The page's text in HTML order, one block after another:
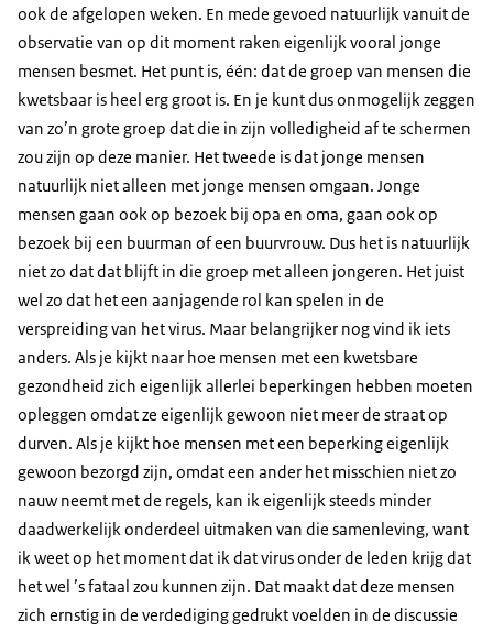
ook de afgelopen weken. En mede gevoed natuurlijk vanuit de
observatie van op dit moment raken eigenlijk vooral jonge
mensen besmet. Het punt is, één: dat de groep van mensen die
kwetsbaar is heel erg groot is. En je kunt dus onmogelijk zeggen
van zo’n grote groep dat die in zijn volledigheid af te schermen
zou zijn op deze manier. Het tweede is dat jonge mensen
natuurlijk niet alleen met jonge mensen omgaan. Jonge
mensen gaan ook op bezoek bij opa en oma, gaan ook op
bezoek bij een buurman of een buurvrouw. Dus het is natuurlijk
niet zo dat dat blijft in die groep met alleen jongeren. Het juist
wel zo dat het een aanjagende rol kan spelen in de
verspreiding van het virus. Maar belangrijker nog vind ik iets
anders. Als je kijkt naar hoe mensen met een kwetsbare
gezondheid zich eigenlijk allerlei beperkingen hebben moeten
opleggen omdat ze eigenlijk gewoon niet meer de straat op
durven. Als je kijkt hoe mensen met een beperking eigenlijk
gewoon bezorgd zijn, omdat een ander het misschien niet zo
nauw neemt met de regels, kan ik eigenlijk steeds minder
daadwerkelijk onderdeel uitmaken van die samenleving, want
ik weet op het moment dat ik dat virus onder de leden krijg dat
het wel ’s fataal zou kunnen zijn. Dat maakt dat deze mensen
zich ernstig in de verdediging gedrukt voelden in de discussie